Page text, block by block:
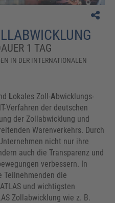
1 TAG
IN DER INTERNATIONALEN
Lokales Zoll-Abwicklungs-
Verfahren der deutschen
der Zollabwicklung und
Warenverkehrs. Durch
nicht nur ihre
auch die Transparenz und
verbessern. In
Teilnehmenden die
und wichtigsten
Zollabwicklung wie z. B.